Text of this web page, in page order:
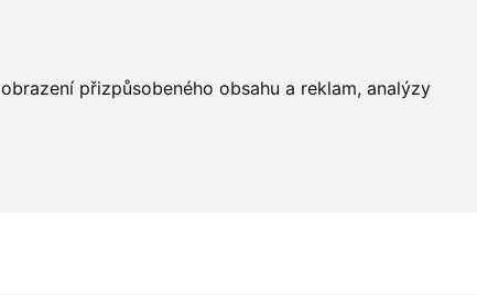
přizpůsobeného obsahu a reklam, analýzy